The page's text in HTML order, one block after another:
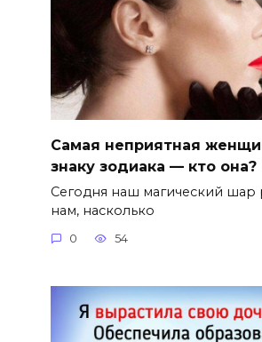
Самая неприятная
знаку зодиака — кто она?
Сегодня наш магический шар
нам, насколько
0 54